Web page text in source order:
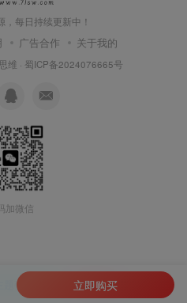
，每日持续更新中！
广告合作 关于我的
维 · 蜀ICP备2024076665号
加微信
立即购买
强力驱动 联系作者